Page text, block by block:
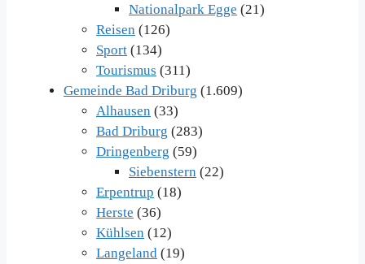
Nationalpark Egge (21)
Reisen (126)
Sport (134)
Tourismus (311)
Gemeinde Bad Driburg (1.609)
Alhausen (33)
Bad Driburg (283)
Dringenberg (59)
Siebenstern (22)
Erpentrup (18)
Herste (36)
Kühlsen (12)
Langeland (19)